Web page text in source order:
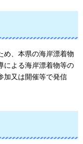
め、本県の海岸漂着物
による海岸漂着物等の
加又は開催等で発信